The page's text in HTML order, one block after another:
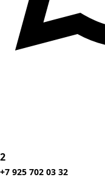
2
+7 925 702 03 32